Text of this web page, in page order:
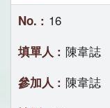
16
陳韋誌
陳韋誌